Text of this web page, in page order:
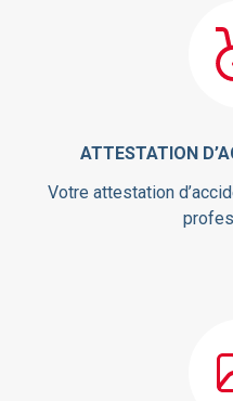
ATTESTATION
Votre attestation